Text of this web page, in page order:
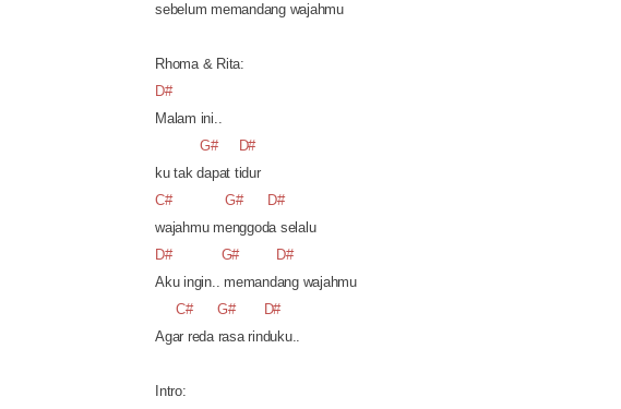
sebelum memandang wajahmu
Rhoma & Rita:
D#
Malam ini..
G#
D#
ku tak dapat tidur
C#
G#
D#
wajahmu menggoda selalu
D#
G#
D#
Aku ingin.. memandang wajahmu
C#
G#
D#
Agar reda rasa rinduku..
Intro: